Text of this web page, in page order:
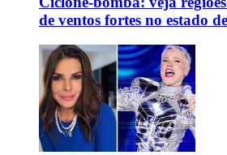
de ventos fortes no estado